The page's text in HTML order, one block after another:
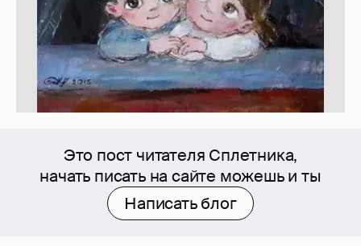
Это пост читателя Сплетника,
начать писать на сайте можешь и ты
Написать блог